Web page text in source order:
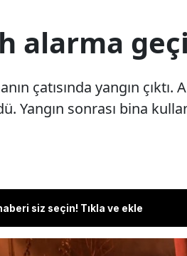
alarma
çatısında yangın
Yangın sonrası bina
siz seçin! Tıkla ve ekle